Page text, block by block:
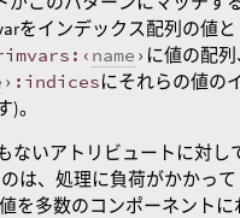
をインデックス配列の値
name › に値の配
›:indicesにそれらの値の
。
ないアトリビュートに対し
は、処理に負荷がかかっ
を多数のコンポーネントに